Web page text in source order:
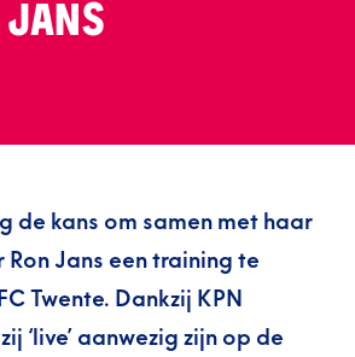
JANS
de kans om samen met haar
Jans een training te
Twente. Dankzij KPN
‘live’ aanwezig zijn op de